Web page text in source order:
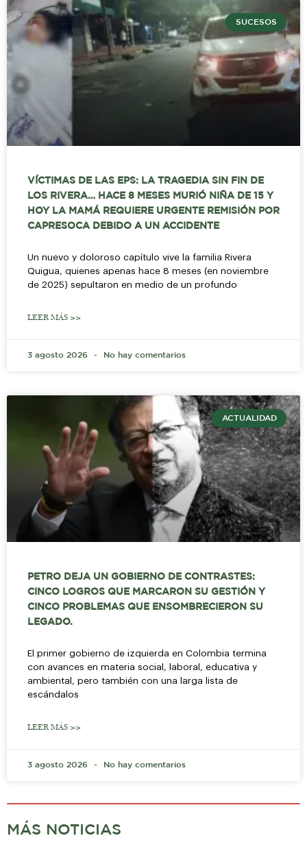
SUCESOS
VÍCTIMAS DE LAS EPS: LA TRAGEDIA SIN FIN DE
LOS RIVERA… HACE 8 MESES MURIÓ NIÑA DE 15 Y
HOY LA MAMÁ REQUIERE URGENTE REMISIÓN POR
CAPRESOCA DEBIDO A UN ACCIDENTE
Un nuevo y doloroso capítulo vive la familia Rivera
Quigua, quienes apenas hace 8 meses (en noviembre
de 2025) sepultaron en medio de un profundo
LEER MÁS >>
3 agosto 2026 No hay comentarios
ACTUALIDAD
PETRO DEJA UN GOBIERNO DE CONTRASTES:
CINCO LOGROS QUE MARCARON SU GESTIÓN Y
CINCO PROBLEMAS QUE ENSOMBRECIERON SU
LEGADO.
El primer gobierno de izquierda en Colombia termina
con avances en materia social, laboral, educativa y
ambiental, pero también con una larga lista de
escándalos
LEER MÁS >>
3 agosto 2026 No hay comentarios
MÁS NOTICIAS